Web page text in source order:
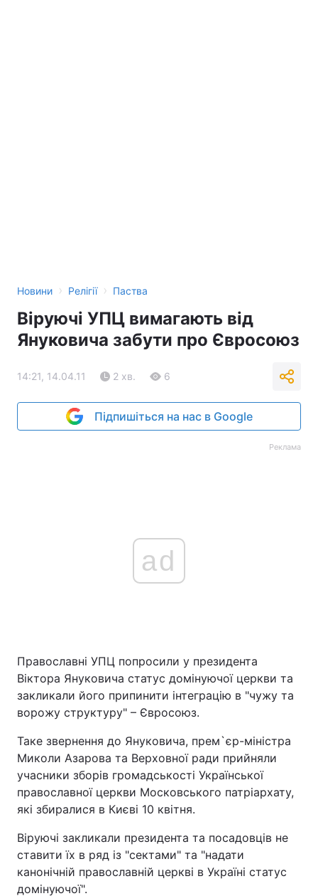
Новини › Релігії › Паства
Віруючі УПЦ вимагають від
Януковича забути про Євросоюз
14:21, 14.04.11 2 хв. 6
Підпишіться на нас в Google
Реклама
ad
Православні УПЦ попросили у президента
Віктора Януковича статус домінуючої церкви та
закликали його припинити інтеграцію в "чужу та
ворожу структуру" – Євросоюз.
Таке звернення до Януковича, прем`єр-міністра
Миколи Азарова та Верховної ради прийняли
учасники зборів громадськості Української
православної церкви Московського патріархату,
які збиралися в Києві 10 квітня.
Віруючі закликали президента та посадовців не
ставити їх в ряд із "сектами" та "надати
канонічній православній церкві в Україні статус
домінуючої".